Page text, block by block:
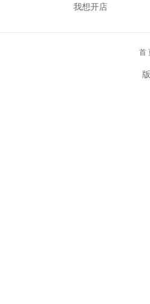
我想开店
首